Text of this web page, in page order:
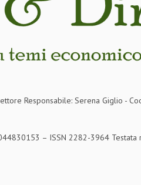
Responsabile: Serena Giglio -
– ISSN 2282-3964